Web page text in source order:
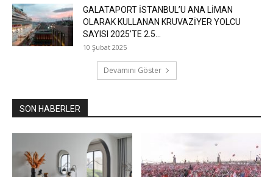
GALATAPORT İSTANBUL’U ANA LİMAN
OLARAK KULLANAN KRUVAZİYER YOLCU
SAYISI 2025’TE 2.5...
10 Şubat 2025
Devamını Göster
SON HABERLER